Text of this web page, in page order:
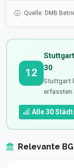
Quelle: DMB
12
30
Stuttgart
erfassten
Alle 30
Relevante